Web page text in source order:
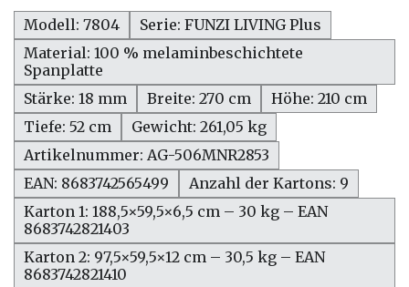
Modell: 7804
Serie: FUNZI LIVING Plus
Material: 100 % melaminbeschichtete
Spanplatte
Stärke: 18 mm
Breite: 270 cm
Höhe: 210 cm
Tiefe: 52 cm
Gewicht: 261,05 kg
Artikelnummer: AG-506MNR2853
EAN: 8683742565499
Anzahl der Kartons: 9
Karton 1: 188,5×59,5×6,5 cm – 30 kg – EAN
8683742821403
Karton 2: 97,5×59,5×12 cm – 30,5 kg – EAN
8683742821410